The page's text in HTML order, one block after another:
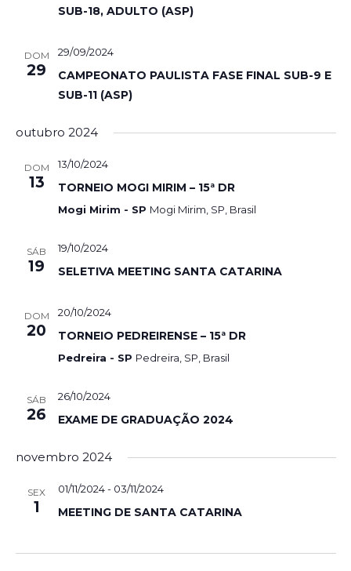
SUB-18, ADULTO (ASP)
DOM
29
29/09/2024
CAMPEONATO PAULISTA FASE FINAL SUB-9 E
SUB-11 (ASP)
outubro 2024
DOM
13
13/10/2024
TORNEIO MOGI MIRIM – 15ª DR
Mogi Mirim - SP Mogi Mirim, SP, Brasil
SÁB
19
19/10/2024
SELETIVA MEETING SANTA CATARINA
DOM
20
20/10/2024
TORNEIO PEDREIRENSE – 15ª DR
Pedreira - SP Pedreira, SP, Brasil
SÁB
26
26/10/2024
EXAME DE GRADUAÇÃO 2024
novembro 2024
SEX
1
01/11/2024- 03/11/2024
MEETING DE SANTA CATARINA